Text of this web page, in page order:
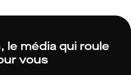
le média qui roule
vous